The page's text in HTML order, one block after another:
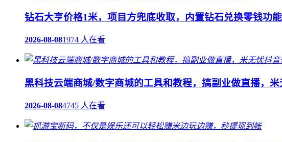
钻石大亨价格1米，项目方兜底收取，内置钻石兑换零钱功能
2026-08-081974 人在看
黑科技云端商城/数字商城的工具和教程，搞副业做直播，米
2026-08-084745 人在看